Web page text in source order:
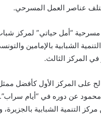
عناصر العمل المسرحي.
مسرحية “أمل حياتي” لمركز
الشبابية بالإمامين
المركز الثالث.
على المركز الأول كأفضل
عن دوره في “أيام سراب”.
التنمية الشبابية